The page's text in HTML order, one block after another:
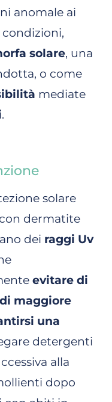
anomale ai
solare, una
o come
mediate
.
solare
dermatite
dei raggi Uv
evitare di
maggiore
una
detergenti
alla
dopo